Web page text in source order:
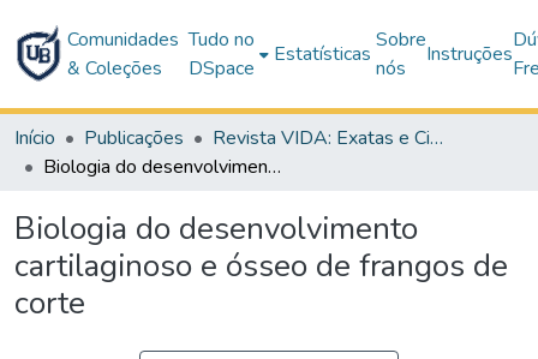
Comunidades
& Coleções
Tudo no
DSpace
Estatísticas
Sobre
nós
Instruções
Início Publicações
Revista VIDA: Exatas e Ciências da Terra
Biologia do desenvolvimento cartilaginoso e ósseo de frangos de corte
Biologia do desenvolvimento
cartilaginoso e ósseo de frangos de
corte